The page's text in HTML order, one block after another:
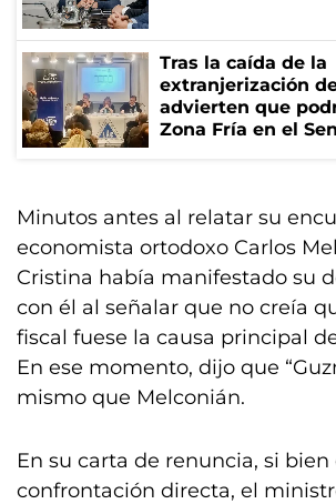
Tras la caída de la
extranjerización
advierten que
Zona Fría en el
Minutos antes al relatar su
economista ortodoxo Carlos
Cristina había manifestado su
con él al señalar que no creía
fiscal fuese la causa principal
En ese momento, dijo que
mismo que Melconián.
En su carta de renuncia, si bien
confrontación directa, el